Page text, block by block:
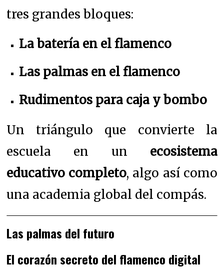
tres grandes bloques:
La batería en el flamenco
Las palmas en el flamenco
Rudimentos para caja y bombo
Un triángulo que convierte la
escuela en un ecosistema
educativo completo, algo así como
una academia global del compás.
Las palmas del futuro
El corazón secreto del flamenco digital